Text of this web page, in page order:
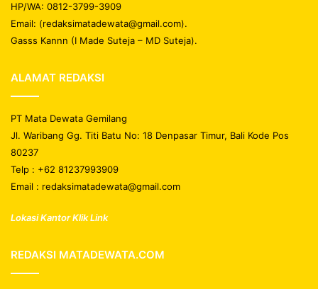
HP/WA: 0812-3799-3909
Email: (redaksimatadewata@gmail.com).
Gasss Kannn (I Made Suteja – MD Suteja).
ALAMAT REDAKSI
PT Mata Dewata Gemilang
Jl. Waribang Gg. Titi Batu No: 18 Denpasar Timur, Bali Kode Pos
80237
Telp : +62 81237993909
Email : redaksimatadewata@gmail.com
Lokasi Kantor Klik Link
REDAKSI MATADEWATA.COM